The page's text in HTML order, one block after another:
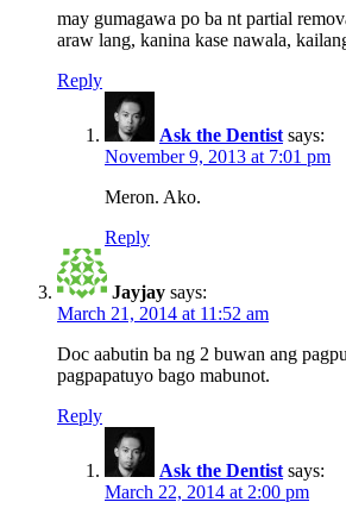
may gumagawa po ba nt partial
araw lang, kanina kase nawala,
Reply
Ask the Dentist says:
November 9, 2013 at 7:01 pm
Meron. Ako.
Reply
Jayjay says:
March 21, 2014 at 11:52 am
Doc aabutin ba ng 2 buwan ang
pagpapatuyo bago mabunot.
Reply
Ask the Dentist says:
March 22, 2014 at 2:00 pm